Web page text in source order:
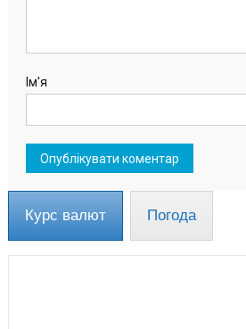
Ім'я
Курс валют Погода